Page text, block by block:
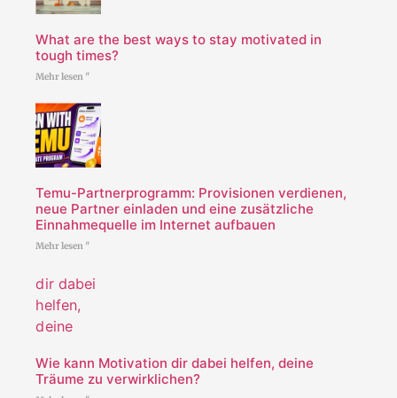
What are the best ways to stay motivated in
tough times?
Mehr lesen "
Temu-Partnerprogramm: Provisionen verdienen,
neue Partner einladen und eine zusätzliche
Einnahmequelle im Internet aufbauen
Mehr lesen "
Wie kann Motivation dir dabei helfen, deine
Träume zu verwirklichen?